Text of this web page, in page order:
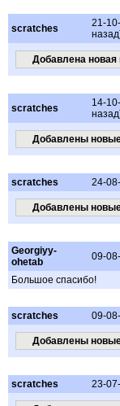
scratches
21-
Добавлена новая
scratches
14-
Добавлены новые
scratches 24-
Добавлены новые
Georgiyy-
ohetab
09-
Большое спасибо!
scratches 09-
Добавлены новые
scratches 23-